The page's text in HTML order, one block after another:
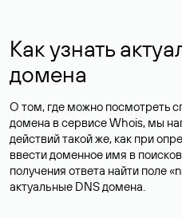
Как узнать
домена
О том, где можно посмотреть
домена в сервисе Whois, мы
действий такой же, как при
ввести доменное имя в
получения ответа найти поле
актуальные DNS домена.